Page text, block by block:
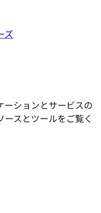
ズ
ーションとサービスの
スとツールをご覧く